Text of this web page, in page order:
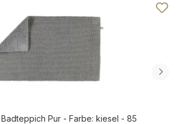
Pur - Farbe: kiesel - 85